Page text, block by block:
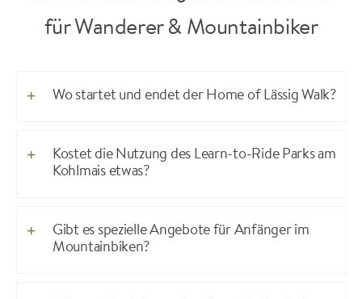
für Wanderer & Mountainbiker
Wo startet und endet der Home of Lässig Walk?
Kostet die Nutzung des Learn-to-Ride Parks am
Kohlmais etwas?
Gibt es spezielle Angebote für Anfänger im
Mountainbiken?